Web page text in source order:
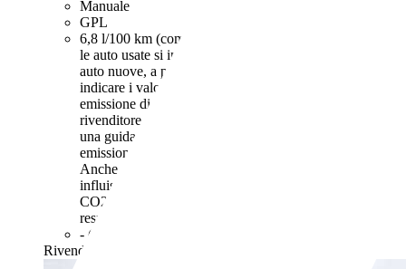
Manuale
GPL
6,8 l/100 km (comb.)
le auto usate si intendono riferiti al ciclo NEDC. Per le
auto nuove, a partire dal 16.2.2021, iI rivenditore deve
indicare i valori relativi al consumo di carburante ed
emissione di CO2 misurati con il ciclo WLTP. Il
rivenditore deve rendere disponibile nel punto vendita
una guida gratuita su risparmio di carburante e
emissioni di CO2 dei nuovi modelli di autovetture.
Anche stile di guida e altri fattori non tecnici
influiscono su consumo di carburante e emissioni di
CO2. Il CO2 è il gas a effetto serra principalmente
responsabile del riscaldamento terrestre.
- (g/km)
Rivenditore,